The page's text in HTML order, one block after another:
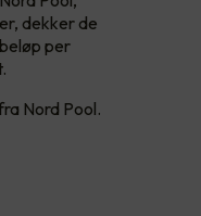
dekker de
per
Nord Pool.